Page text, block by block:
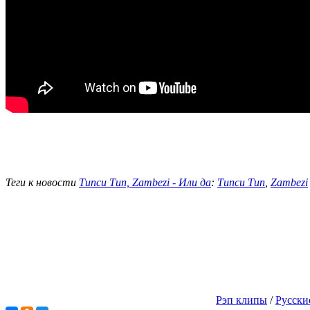
Теги к новости Типси Тип, Zambezi - Или да: Типси Тип Zambezi
Рэп клипы /